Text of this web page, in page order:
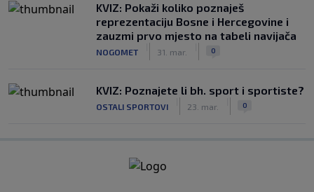
KVIZ: Pokaži koliko poznaješ
reprezentaciju Bosne i Hercegovine i
zauzmi prvo mjesto na tabeli navijača
NOGOMET 31. mar. 0
KVIZ: Poznajete li bh. sport i sportiste?
OSTALI SPORTOVI 23. mar. 0